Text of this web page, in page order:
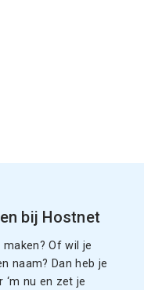
bij Hostnet
Of wil je
naam? Dan heb je
‘m nu en zet je